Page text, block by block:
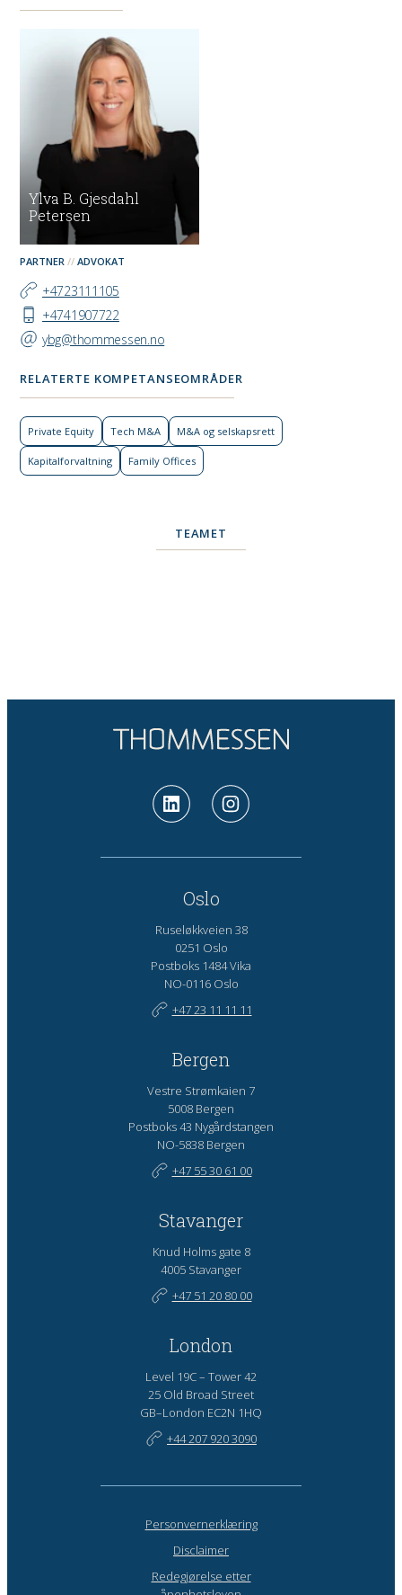
Ylva B. Gjesdahl
Petersen
PARTNER ADVOKAT
+4723111105
+4741907722
ybg@thommessen.no
RELATERTE KOMPETANSEOMRÅDER
Private Equity Tech M&A M&A og selskapsrett
Kapital­forvaltning Family Offices
TEAMET
Oslo
Ruseløkkveien 38
0251 Oslo
Postboks 1484 Vika
NO-0116 Oslo
+47 23 11 11 11
Bergen
Vestre Strømkaien 7
5008 Bergen
Postboks 43 Nygårdstangen
NO-5838 Bergen
+47 55 30 61 00
Stavanger
Knud Holms gate 8
4005 Stavanger
+47 51 20 80 00
London
Level 19C – Tower 42
25 Old Broad Street
GB–London EC2N 1HQ
+44 207 920 3090
Personvernerklæring
Disclaimer
Redegjørelse etter